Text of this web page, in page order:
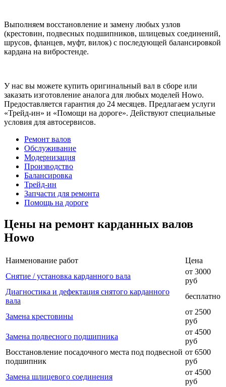
Выполняем восстановление и замену любых узлов
(крестовин, подвесных подшипников, шлицевых соединений,
шрусов, фланцев, муфт, вилок) с последующей балансировкой
кардана на вибростенде.
У нас вы можете купить оригинальный вал в сборе или
заказать изготовление аналога для любых моделей Howo.
Предоставляется гарантия до 24 месяцев. Предлагаем услуги
«Трейд-ин» и «Помощи на дороге». Действуют специальные
условия для автосервисов.
Ремонт валов
Обслуживание
Модернизация
Производство
Балансировка
Трейд-ин
Запчасти для ремонта
Помощь на дороге
Цены на ремонт карданных валов
Howo
Наименование работ
Цена
Снятие / установка карданного вала
от 3000
руб
Диагностика и дефектация снятого карданного
вала
бесплатно
Замена крестовины
от 2500
руб
Замена подвесного подшипника
от 4500
руб
Восстановление посадочного места под подвесной
подшипник
от 6500
руб
Замена шлицевого соединения
от 4500
руб